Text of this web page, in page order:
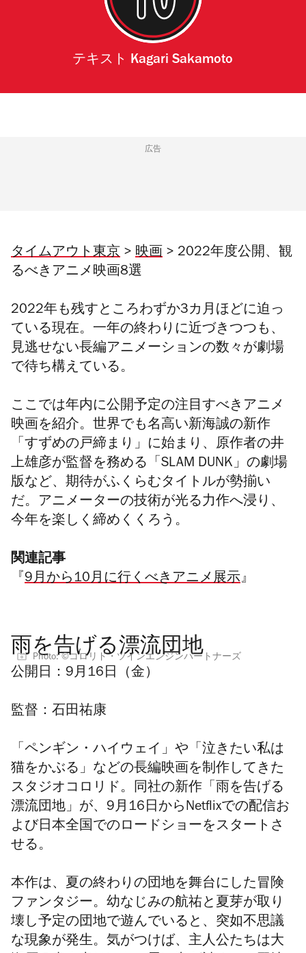
テキスト Kagari Sakamoto
広告
タイムアウト東京 > 映画 > 2022年度公開、観
るべきアニメ映画8選
2022年も残すところわずか3カ月ほどに迫っ
ている現在。一年の終わりに近づきつつも、
見逃せない長編アニメーションの数々が劇場
で待ち構えている。
ここでは年内に公開予定の注目すべきアニメ
映画を紹介。世界でも名高い新海誠の新作
「すずめの戸締まり」に始まり、原作者の井
上雄彦が監督を務める「 SLAM DUNK」の劇場
版など、期待がふくらむタイトルが勢揃い
だ。アニメーターの技術が光る力作へ浸り、
今年を楽しく締めくくろう。
関連記事
『 9月から10月に行くべきアニメ展示』
雨を告げる漂流団地
Photo: ©コロリド・ツインエンジンパートナーズ
公開日： 9月16日（金）
監督： 石田祐康
「ペンギン・ハイウェイ」や「 泣きたい私は
猫をかぶる 」などの長編映画を制作してきた
スタジオコロリド。同社の新作「雨を告げる
漂流団地」が、9月16日からNetflixでの配信お
よび日本全国でのロードショーをスタートさ
せる。
本作は、夏の終わりの団地を舞台にした冒険
ファンタジー。幼なじみの航祐と夏芽が取り
壊し予定の団地で遊んでいると、突如不思議
な現象が発生。気がつけば、主人公たちは大